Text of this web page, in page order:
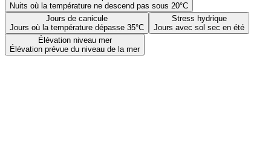
Nuits où la température ne descend pas sous 20°C
Jours de canicule
Jours où la température dépasse 35°C
Stress hydrique
Jours avec sol sec en été
Élévation niveau mer
Élévation prévue du niveau de la mer